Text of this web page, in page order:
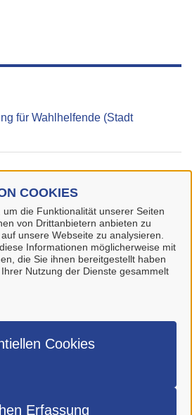
COOKIES
die Funktionalität unserer Seiten
von Drittanbietern anbieten zu
unsere Webseite zu analysieren.
Informationen möglicherweise mit
die Sie ihnen bereitgestellt haben
Nutzung der Dienste gesammelt
Cookies
Erfassung
für Wahlhelfende (Stadt
Wolfenbüttel)